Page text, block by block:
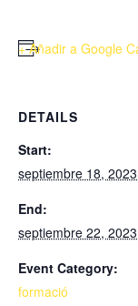
+ Añadir a Google
DETAILS
Start:
septiembre 18, 2023
End:
septiembre 22, 2023
Event Category:
formació